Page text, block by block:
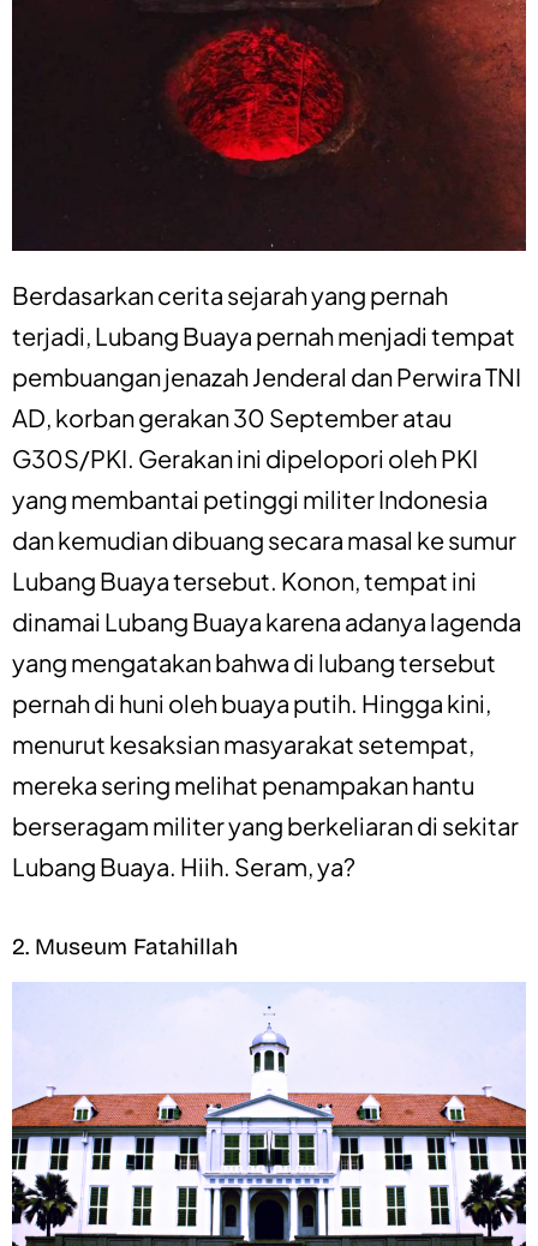
Berdasarkan cerita sejarah yang pernah
terjadi, Lubang Buaya pernah menjadi tempat
pembuangan jenazah Jenderal dan Perwira TNI
AD, korban gerakan 30 September atau
G30S/PKI. Gerakan ini dipelopori oleh PKI
yang membantai petinggi militer Indonesia
dan kemudian dibuang secara masal ke sumur
Lubang Buaya tersebut. Konon, tempat ini
dinamai Lubang Buaya karena adanya lagenda
yang mengatakan bahwa di lubang tersebut
pernah di huni oleh buaya putih. Hingga kini,
menurut kesaksian masyarakat setempat,
mereka sering melihat penampakan hantu
berseragam militer yang berkeliaran di sekitar
Lubang Buaya. Hiih. Seram, ya?
2. Museum Fatahillah